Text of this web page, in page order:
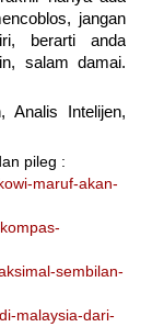
jangan
berarti anda
salam damai.
Analis Intelijen,
pileg :
maruf-akan-
sembilan-
malaysia-dari-